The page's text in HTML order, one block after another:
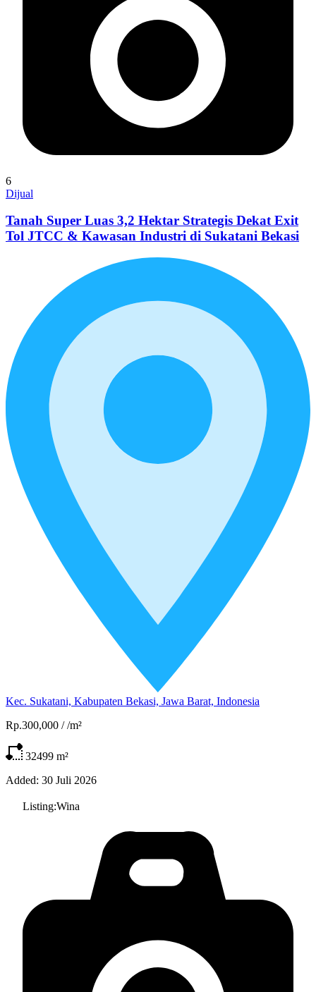
6
Dijual
Tanah Super Luas 3,2 Hektar Strategis Dekat Exit
Tol JTCC & Kawasan Industri di Sukatani Bekasi
Kec. Sukatani, Kabupaten Bekasi, Jawa Barat, Indonesia
Rp.300,000 / /m²
32499 m²
Added: 30 Juli 2026
Listing:Wina